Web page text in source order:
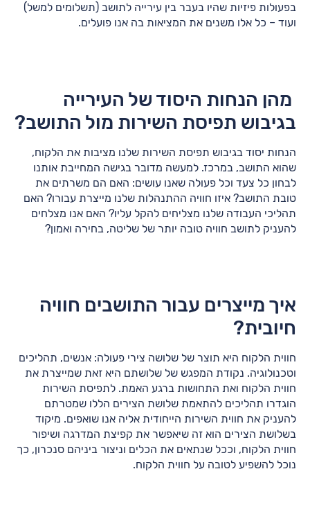
בפעולות פיזיות שהיו בעבר בין עירייה לתושב (תשלומים למשל)
ועוד – כל אלו משנים את המציאות בה אנו פועלים.
מהן הנחות היסוד של העירייה
בגיבוש תפיסת השירות מול התושב?
הנחות יסוד בגיבוש תפיסת השירות שלנו מציבות את הלקוח,
שהוא התושב, במרכז. למעשה מדובר בגישה המחייבת אותנו
לבחון כל צעד וכל פעולה שאנו עושים: האם הם משרתים את
טובת התושב? איזו חוויה ההתנהלות שלנו מייצרת עבורו? האם
תהליכי העבודה שלנו מצליחים להקל עליו? האם אנו מצלחים
להעניק לתושב חוויה טובה יותר של שליטה, בחירה ואמון?
איך מייצרים עבור התושבים חוויה
חיובית?
חווית הלקוח היא תוצר של שלושה צירי פעולה: אנשים, תהליכים
וטכנולוגיה. נקודת המפגש של שלושתם היא זאת שמייצרת את
חווית הלקוח ואת התחושות ברגע האמת. לתפיסת השירות
הוגדרו תהליכים להתאמת שלושת הצירים הללו שמטרתם
להעניק את חווית השירות הייחודית אליה אנו שואפים. מיקוד
בשלושת הצירים הוא זה שיאפשר את קפיצת המדרגה ושיפור
חווית הלקוח, וככל שנתאים את הכלים וניצור ביניהם סנכרון, כך
נוכל להשפיע לטובה על חווית הלקוח.